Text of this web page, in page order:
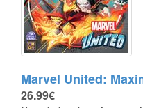
Marvel United:
26.99€